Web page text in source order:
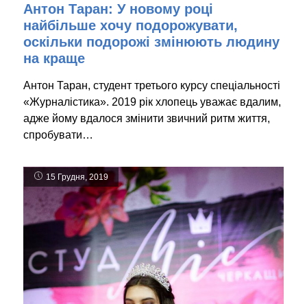
Антон Таран: У новому році
найбільше хочу подорожувати,
оскільки подорожі змінюють людину
на краще
Антон Таран, студент третього курсу спеціальності
«Журналістика». 2019 рік хлопець уважає вдалим,
адже йому вдалося змінити звичний ритм життя,
спробувати…
15 Грудня, 2019